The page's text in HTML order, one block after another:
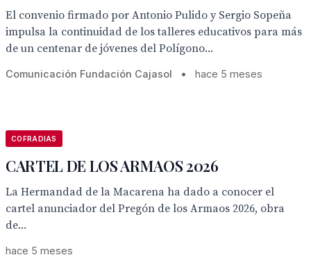
El convenio firmado por Antonio Pulido y Sergio Sopeña
impulsa la continuidad de los talleres educativos para más
de un centenar de jóvenes del Polígono...
Comunicación Fundación Cajasol • hace 5 meses
COFRADIAS
CARTEL DE LOS ARMAOS 2026
La Hermandad de la Macarena ha dado a conocer el
cartel anunciador del Pregón de los Armaos 2026, obra
de...
hace 5 meses